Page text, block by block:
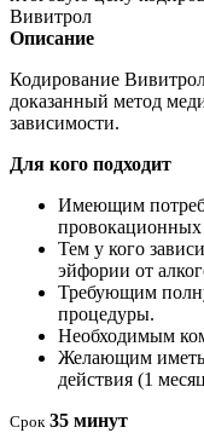
Вивитрол
Описание
Кодирование
доказанный метод
зависимости.
Для кого подходит
Имеющим
провокационных
Тем у кого
эйфории от
Требующим
процедуры.
Необходимым
Желающим иметь
действия (1
Срок 35 минут